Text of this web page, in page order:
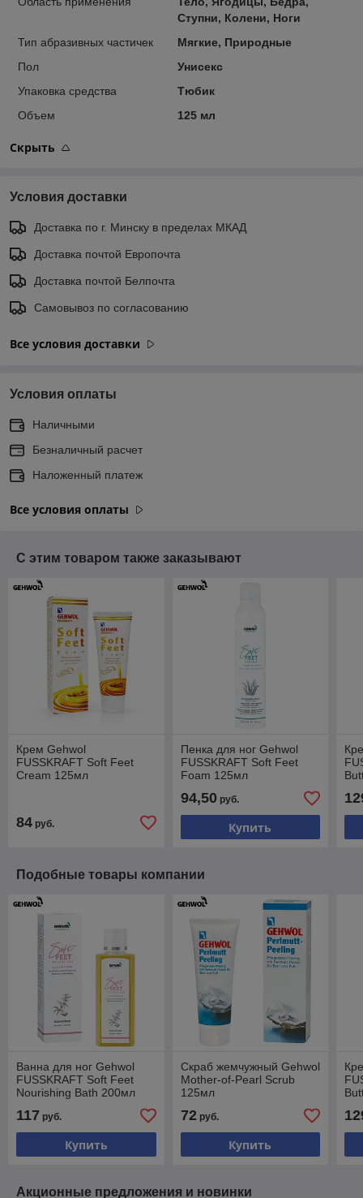
Ступни, Колени, Ноги
Тип абразивных частичек
Мягкие, Природные
Пол
Унисекс
Упаковка средства
Тюбик
Объем
125 мл
Скрыть
Условия доставки
Доставка по г. Минску в пределах МКАД
Доставка почтой Европочта
Доставка почтой Белпочта
Самовывоз по согласованию
Все условия доставки
Условия оплаты
Наличными
Безналичный расчет
Наложенный платеж
Все условия оплаты
С этим товаром также заказывают
Крем Gehwol
FUSSKRAFT Soft Feet
Cream 125мл
84 руб.
Пенка для ног Gehwol
FUSSKRAFT Soft Feet
Foam 125мл
94,50руб.
Купить
Подобные товары компании
Ванна для ног Gehwol
FUSSKRAFT Soft Feet
Nourishing Bath 200мл
117 руб.
Купить
Скраб жемчужный Gehwol
Mother-of-Pearl Scrub
125мл
72руб.
Купить
Акционные предложения и новинки